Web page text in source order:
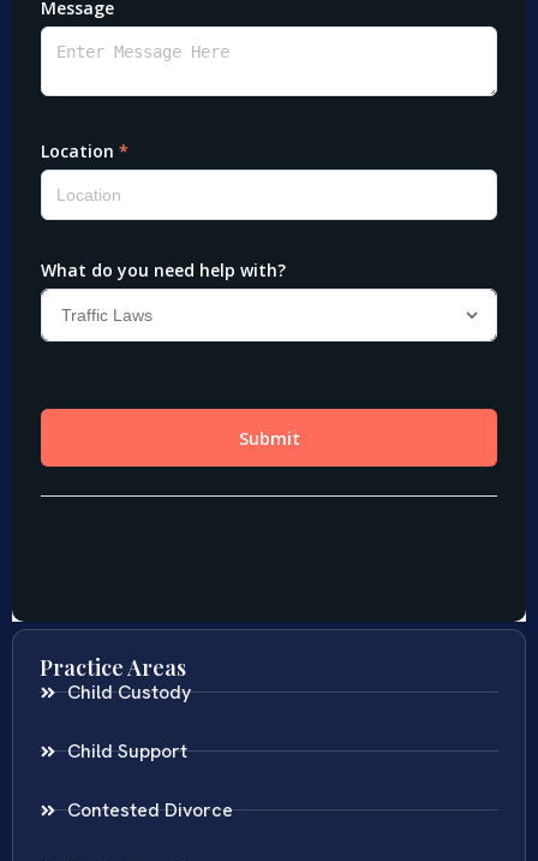
Practice Areas
Child Custody
Child Support
Contested Divorce